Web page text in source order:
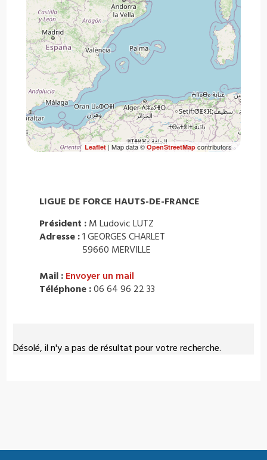
Désolé, il n'y a pas de résultat pour votre recherche.
Leaflet| Map data ©OpenStreetMapcontributors
LIGUE DE FORCE HAUTS-DE-FRANCE
Président : M Ludovic LUTZ
Adresse :1 GEORGES CHARLET
59660 MERVILLE
Mail : Envoyer un mail
Téléphone :06 64 96 22 33